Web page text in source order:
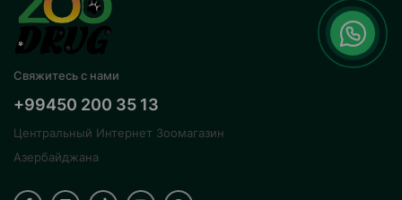
Свяжитесь с нами
+99450 200 35 13
Центральный Интернет Зоомагазин
Азербайджана